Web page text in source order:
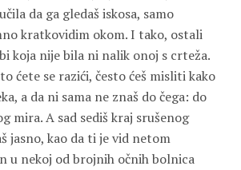
da ga gledaš iskosa, samo
kratkovidim okom. I tako, ostali
koja nije bila ni nalik onoj s crteža.
ćete se razići, često ćeš misliti kako
a da ni sama ne znaš do čega: do
mira. A sad sediš kraj srušenog
jasno, kao da ti je vid netom
u nekoj od brojnih očnih bolnica